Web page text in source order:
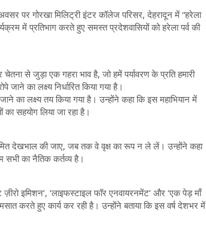
पर गोरखा मिलिट्री इंटर कॉलेज परिसर, देहरादून में “हरेला
में प्रतिभाग करते हुए समस्त प्रदेशवासियों को हरेला पर्व की
से जुड़ा एक गहरा भाव है, जो हमें पर्यावरण के प्रति हमारी
जाने का लक्ष्य निर्धारित किया गया है।
का लक्ष्य तय किया गया है। उन्होंने कहा कि इस महाभियान में
सहयोग लिया जा रहा है।
देखभाल की जाए, जब तक वे वृक्ष का रूप न ले लें। उन्होंने कहा
सभी का नैतिक कर्तव्य है।
इमिशन’, ‘लाइफस्टाइल फॉर एनवायरनमेंट’ और ‘एक पेड़ माँ
करते हुए कार्य कर रही है। उन्होंने बताया कि इस वर्ष देशभर में